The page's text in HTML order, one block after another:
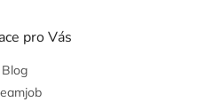
pro Vás
Blog